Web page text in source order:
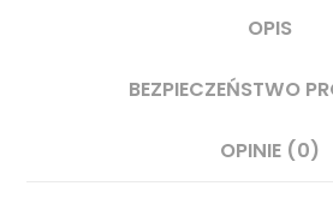
OPIS
BEZPIECZEŃSTWO
OPINIE (0)